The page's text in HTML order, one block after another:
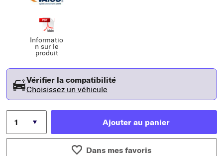
Informatio
n sur le
produit
Vérifier la compatibilité
Choisissez un véhicule
Ajouter au panier
Dans mes favoris